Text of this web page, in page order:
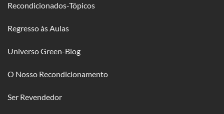
Recondicionados-Tópicos
Regresso às Aulas
Universo Green-Blog
O Nosso Recondicionamento
Ser Revendedor